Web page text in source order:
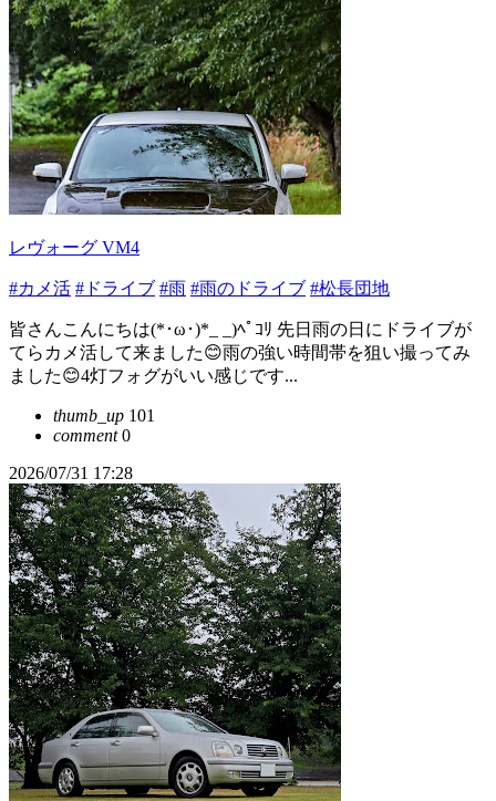
レヴォーグ VM4
#カメ活 #ドライブ #雨 #雨のドライブ #松長団地
皆さんこんにちは(*･ω･)*_ _)ﾍﾟｺﾘ 先日雨の日にドライブが
てらカメ活して来ました😊雨の強い時間帯を狙い撮ってみ
ました😊4灯フォグがいい感じです...
thumb_up 101
comment0
2026/07/31 17:28